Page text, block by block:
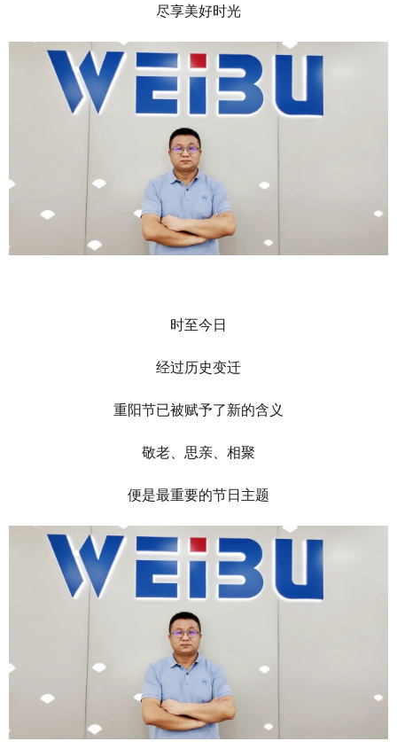
尽享美好时光
时至今日
经过历史变迁
重阳节已被赋予了新的含义
敬老、思亲、相聚
便是最重要的节日主题